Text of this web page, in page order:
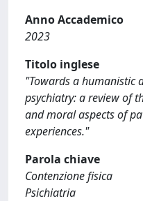
Anno Accademico
2023
Titolo inglese
"Towards a humanistic
psychiatry: a review of
and moral aspects of
experiences."
Parola chiave
Contenzione fisica
Psichiatria